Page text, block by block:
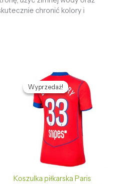
chronić kolory i
Wyprzedaż!
Wyprzedaż!
Koszulka piłkarska Paris
Pierwotna
cena
wynosiła:
478,96 zł.
Aktualna
cena
wynosi:
132,69 zł.